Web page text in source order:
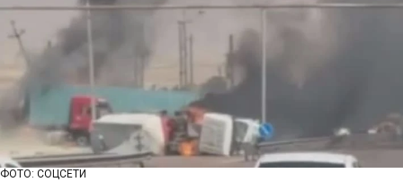
ФОТО: СОЦСЕТИ